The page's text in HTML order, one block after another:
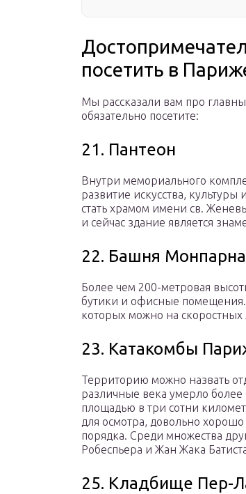
посетить в
Мы рассказали вам про
обязательно посетите:
21. Пантеон
Внутри мемориального
развитие искусства,
стать храмом имени св.
и сейчас здание является
22. Башня
Более чем 200-метровая
бутики и офисные помещения.
которых можно на скоростных
23. Катакомбы
Территорию можно назвать
различные века умерло
площадью в три сотни
для осмотра, довольно
порядка. Среди множества
Робеспьера и Жан Жака
25. Кладбище Пер-